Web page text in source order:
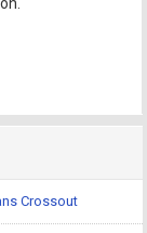
Crossout